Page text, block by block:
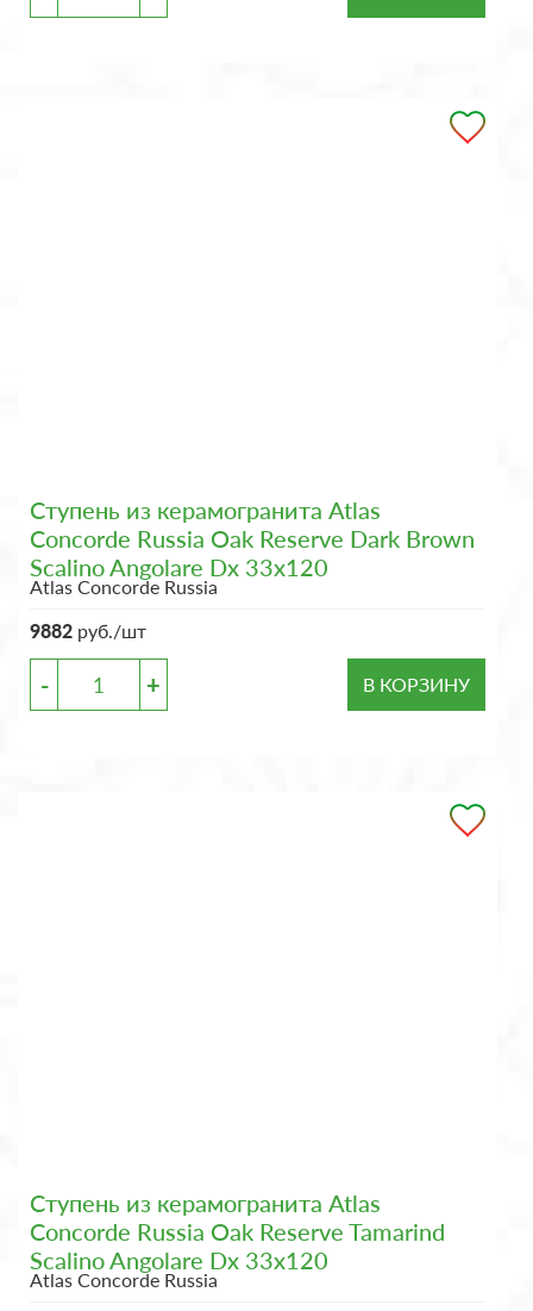
Ступень из керамогранита Atlas
Concorde Russia Oak Reserve Dark Brown
Scalino Angolare Dx 33x120
Atlas Concorde Russia
9882 руб./шт
- + В КОРЗИНУ
Ступень из керамогранита Atlas
Concorde Russia Oak Reserve Tamarind
Scalino Angolare Dx 33x120
Atlas Concorde Russia